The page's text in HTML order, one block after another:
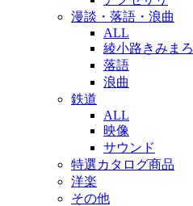
漫談・落語・浪曲
ALL
綾小路きみまろ
落語
浪曲
鉄道
ALL
映像
サウンド
特選カタログ商品
洋楽
その他